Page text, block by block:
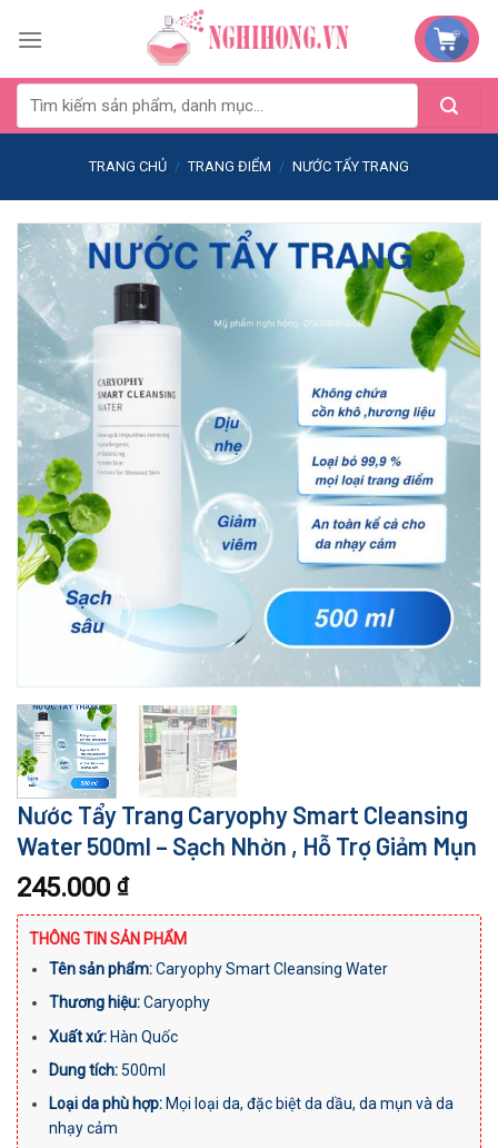
TRANG CHỦ / TRANG ĐIỂM / NƯỚC TẨY TRANG
Nước Tẩy Trang Caryophy Smart Cleansing
Water 500ml – Sạch Nhờn , Hỗ Trợ Giảm Mụn
245.000 ₫
THÔNG TIN SẢN PHẨM
Tên sản phẩm:Caryophy Smart Cleansing Water
Thương hiệu:Caryophy
Xuất xứ: Hàn Quốc
Dung tích:500ml
Loại da phù hợp: Mọi loại da, đặc biệt da dầu, da mụn và da
nhạy cảm